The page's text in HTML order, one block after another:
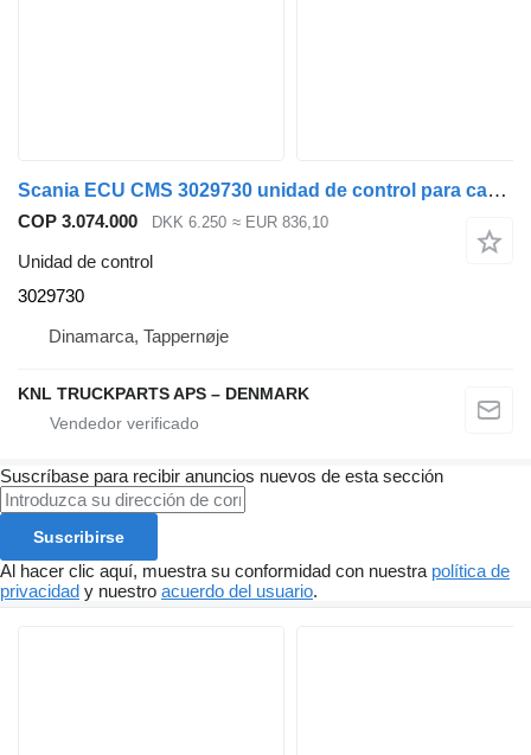
Scania ECU CMS 3029730 unidad de control para camión
COP 3.074.000 DKK 6.250 ≈ EUR 836,10
Unidad de control
3029730
Dinamarca, Tappernøje
KNL TRUCKPARTS APS – DENMARK
Suscríbase para recibir anuncios nuevos de esta sección
Suscribirse
Al hacer clic aquí, muestra su conformidad con nuestra política de
privacidad y nuestro acuerdo del usuario.